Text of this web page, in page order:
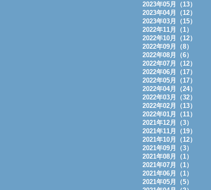
2023年05月（13）
2023年04月（12）
2023年03月（15）
2022年11月（1）
2022年10月（12）
2022年09月（8）
2022年08月（6）
2022年07月（12）
2022年06月（17）
2022年05月（17）
2022年04月（24）
2022年03月（32）
2022年02月（13）
2022年01月（11）
2021年12月（3）
2021年11月（19）
2021年10月（12）
2021年09月（3）
2021年08月（1）
2021年07月（1）
2021年06月（1）
2021年05月（5）